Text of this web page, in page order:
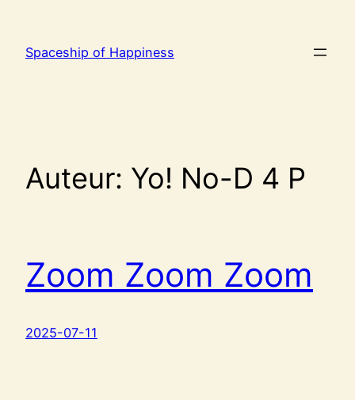
Spaceship of Happiness
Auteur: Yo! No-D 4 P
Zoom Zoom Zoom
2025-07-11